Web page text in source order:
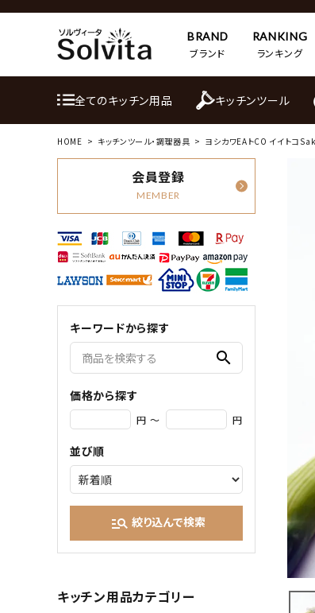
BRAND
ブランド
RANKING
ランキング
全てのキッチン用品 キッチンツール
HOME キッチンツール・調理器具 ヨシカワEAトCO イイトコ
会員登録
MEMBER
キーワードから探す
search
価格から探す
円 ～ 円
並び順
manage_search 絞り込んで検索
キッチン用品カテゴリー